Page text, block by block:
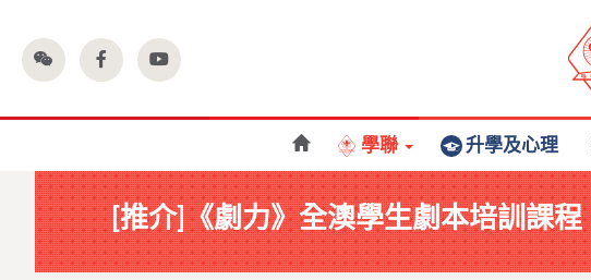
學聯 升學及心理
[推介]《劇力》全澳學生劇本培訓課程